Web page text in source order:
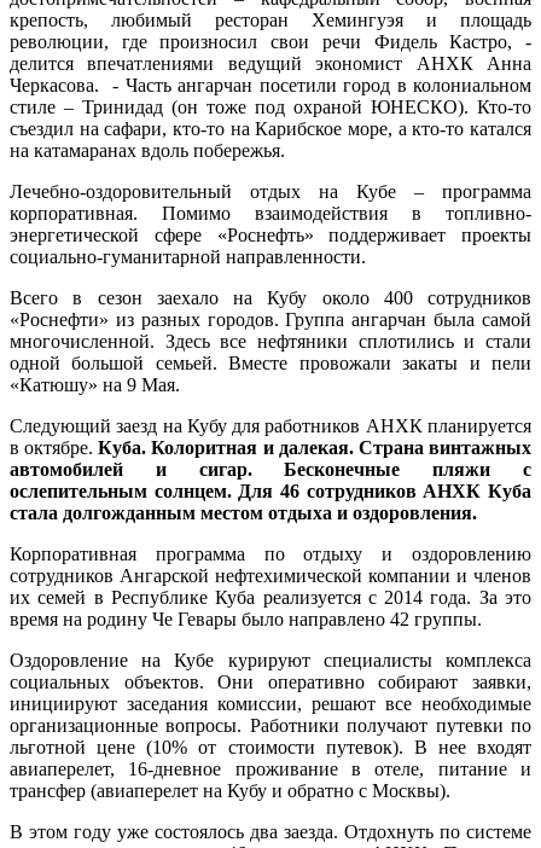
крепость, любимый ресторан Хемингуэя и площадь
революции, где произносил свои речи Фидель Кастро, -
делится впечатлениями ведущий экономист АНХК Анна
Черкасова. - Часть ангарчан посетили город в колониальном
стиле – Тринидад (он тоже под охраной ЮНЕСКО). Кто-то
съездил на сафари, кто-то на Карибское море, а кто-то катался
на катамаранах вдоль побережья.
Лечебно-оздоровительный отдых на Кубе – программа
корпоративная. Помимо взаимодействия в топливно-
энергетической сфере «Роснефть» поддерживает проекты
социально-гуманитарной направленности.
Всего в сезон заехало на Кубу около 400 сотрудников
«Роснефти» из разных городов. Группа ангарчан была самой
многочисленной. Здесь все нефтяники сплотились и стали
одной большой семьей. Вместе провожали закаты и пели
«Катюшу» на 9 Мая.
Следующий заезд на Кубу для работников АНХК планируется
в октябре.Куба. Колоритная и далекая. Страна винтажных
автомобилей и сигар. Бесконечные пляжи с
ослепительным солнцем. Для 46 сотрудников АНХК Куба
стала долгожданным местом отдыха и оздоровления.
Корпоративная программа по отдыху и оздоровлению
сотрудников Ангарской нефтехимической компании и членов
их семей в Республике Куба реализуется с 2014 года. За это
время на родину Че Гевары было направлено 42 группы.
Оздоровление на Кубе курируют специалисты комплекса
социальных объектов. Они оперативно собирают заявки,
инициируют заседания комиссии, решают все необходимые
организационные вопросы. Работники получают путевки по
льготной цене (10% от стоимости путевок). В нее входят
авиаперелет, 16-дневное проживание в отеле, питание и
трансфер (авиаперелет на Кубу и обратно с Москвы).
В этом году уже состоялось два заезда. Отдохнуть по системе